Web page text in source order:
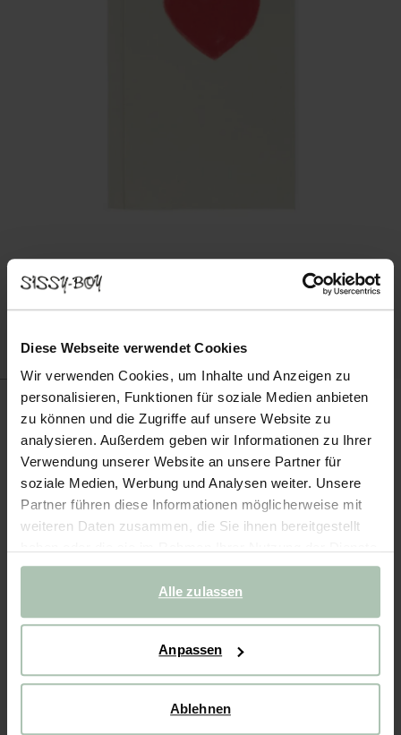
Diese Webseite verwendet Cookies
Wir verwenden Cookies, um Inhalte und Anzeigen zu
personalisieren, Funktionen für soziale Medien anbieten
zu können und die Zugriffe auf unsere Website zu
analysieren. Außerdem geben wir Informationen zu Ihrer
Verwendung unserer Website an unsere Partner für
soziale Medien, Werbung und Analysen weiter. Unsere
Partner führen diese Informationen möglicherweise mit
weiteren Daten zusammen, die Sie ihnen bereitgestellt
gesammelt haben.
Alle zulassen
Anpassen
Ablehnen
Notizbuch Herz - weiß
8.99
IN DEN WARENKORB
Rechnungskauf möglich